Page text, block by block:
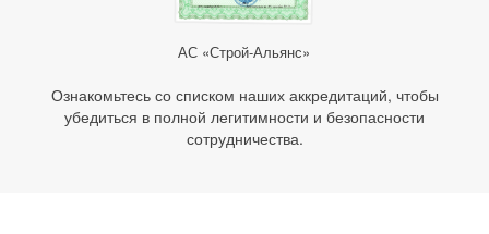
АС «Строй-Альянс»
Ознакомьтесь со списком наших аккредитаций, чтобы
убедиться в полной легитимности и безопасности
сотрудничества.